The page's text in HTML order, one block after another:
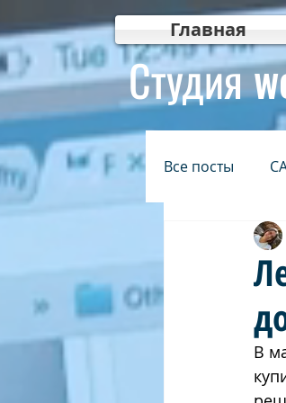
Главная
Студия
Все посты
КРЕАТИВ
לעסקים
В